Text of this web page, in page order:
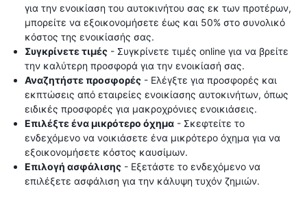
για την ενοικίαση του αυτοκινήτου σας εκ των προτέρων,
μπορείτε να εξοικονομήσετε έως και 50% στο συνολικό
κόστος της ενοικίασής σας.
Συγκρίνετε τιμές - Συγκρίνετε τιμές online για να βρείτε
την καλύτερη προσφορά για την ενοικίασή σας.
Αναζητήστε προσφορές - Ελέγξτε για προσφορές και
εκπτώσεις από εταιρείες ενοικίασης αυτοκινήτων, όπως
ειδικές προσφορές για μακροχρόνιες ενοικιάσεις.
Επιλέξτε ένα μικρότερο όχημα - Σκεφτείτε το
ενδεχόμενο να νοικιάσετε ένα μικρότερο όχημα για να
εξοικονομήσετε κόστος καυσίμων.
Επιλογή ασφάλισης - Εξετάστε το ενδεχόμενο να
επιλέξετε ασφάλιση για την κάλυψη τυχόν ζημιών.